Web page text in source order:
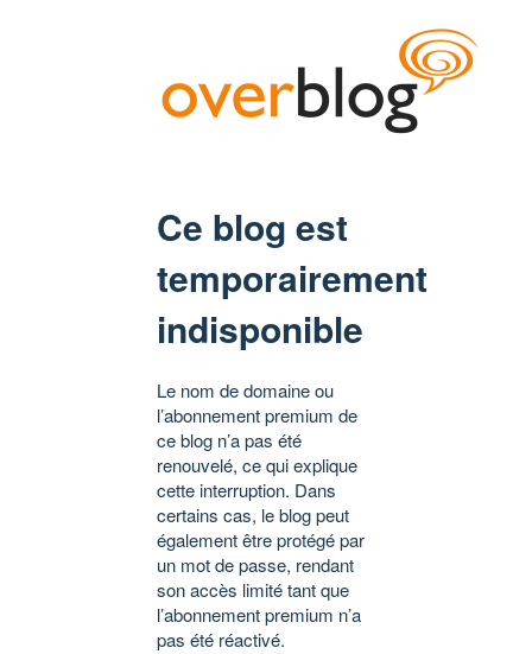
Ce blog est
temporairement
indisponible
Le nom de domaine ou
l’abonnement premium de
ce blog n’a pas été
renouvelé, ce qui explique
cette interruption. Dans
certains cas, le blog peut
également être protégé par
un mot de passe, rendant
son accès limité tant que
l’abonnement premium n’a
pas été réactivé.